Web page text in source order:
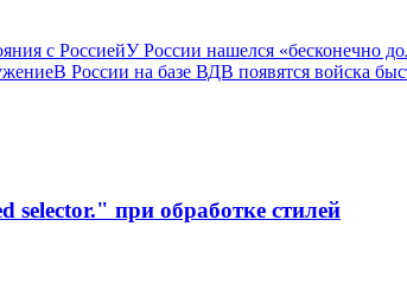
с РоссиейУ России нашелся «бесконечно
В России на базе ВДВ появятся войска
selector." при обработке стилей